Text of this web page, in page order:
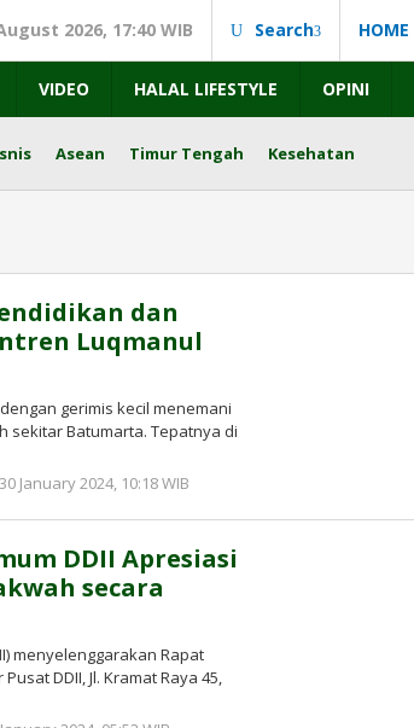
2026, 17:40 WIB Search HOME
VIDEO HALAL LIFESTYLE OPINI
Asean Timur Tengah Kesehatan
dan
Luqmanul
gerimis kecil menemani
sekitar Batumarta. Tepatnya di
January 2024, 10:18 WIB
DDII Apresiasi
secara
menyelenggarakan Rapat
DDII, Jl. Kramat Raya 45,